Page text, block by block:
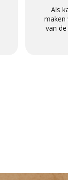
Als
maken
van